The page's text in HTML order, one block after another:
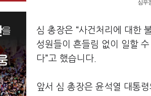
심우
심 총장은 “사건처리에 대한
성원들이 흔들림 없이 일할
다”고 했습니다.
앞서 심 총장은 윤석열 대통